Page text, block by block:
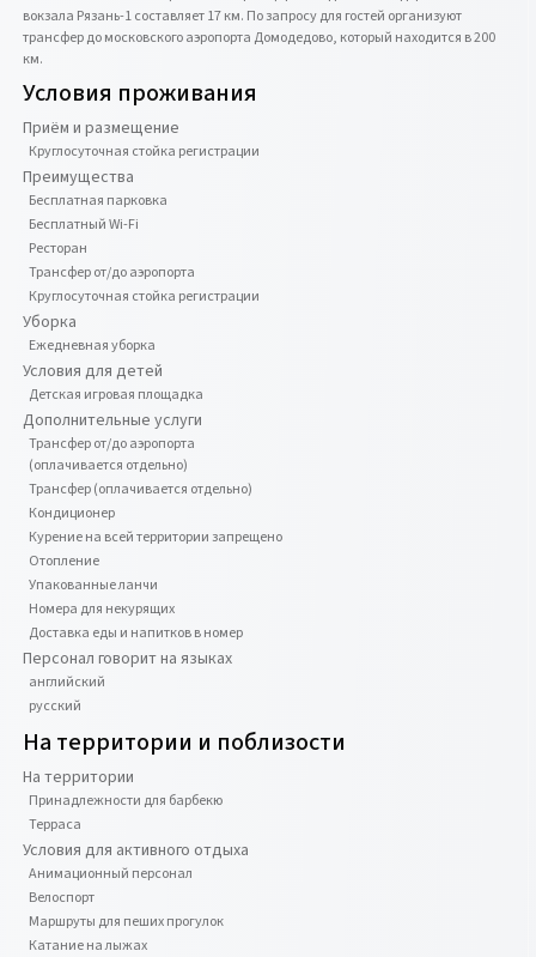
вокзала Рязань-1 составляет 17 км. По запросу для гостей организуют
трансфер до московского аэропорта Домодедово, который находится в 200
км.
Условия проживания
Приём и размещение
Круглосуточная стойка регистрации
Преимущества
Бесплатная парковка
Бесплатный Wi-Fi
Ресторан
Трансфер от/до аэропорта
Круглосуточная стойка регистрации
Уборка
Ежедневная уборка
Условия для детей
Детская игровая площадка
Дополнительные услуги
Трансфер от/до аэропорта
(оплачивается отдельно)
Трансфер (оплачивается отдельно)
Кондиционер
Курение на всей территории запрещено
Отопление
Упакованные ланчи
Номера для некурящих
Доставка еды и напитков в номер
Персонал говорит на языках
английский
русский
На территории и поблизости
На территории
Принадлежности для барбекю
Терраса
Условия для активного отдыха
Анимационный персонал
Велоспорт
Маршруты для пеших прогулок
Катание на лыжах